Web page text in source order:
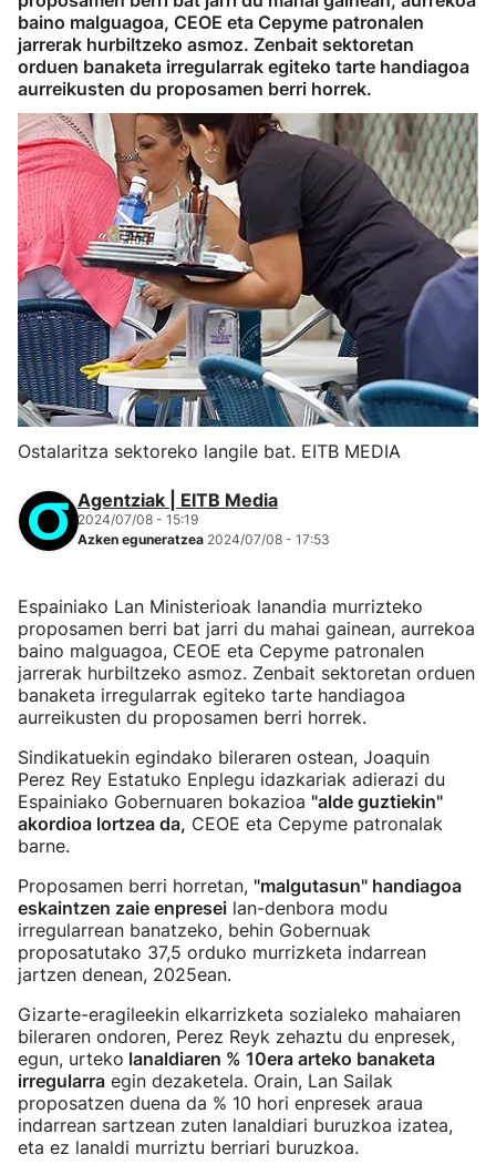
baino malguagoa, CEOE eta Cepyme patronalen
jarrerak hurbiltzeko asmoz. Zenbait sektoretan
orduen banaketa irregularrak egiteko tarte handiagoa
aurreikusten du proposamen berri horrek.
Ostalaritza sektoreko langile bat. EITB MEDIA
Agentziak | EITB Media
2024/07/08 - 15:19
Azken eguneratzea 2024/07/08 - 17:53
Espainiako Lan Ministerioak lanandia murrizteko
proposamen berri bat jarri du mahai gainean, aurrekoa
baino malguagoa, CEOE eta Cepyme patronalen
jarrerak hurbiltzeko asmoz. Zenbait sektoretan orduen
banaketa irregularrak egiteko tarte handiagoa
aurreikusten du proposamen berri horrek.
Sindikatuekin egindako bileraren ostean, Joaquin
Perez Rey Estatuko Enplegu idazkariak adierazi du
Espainiako Gobernuaren bokazioa "alde guztiekin"
akordioa lortzea da, CEOE eta Cepyme patronalak
barne.
Proposamen berri horretan, "malgutasun" handiagoa
eskaintzen zaie enpresei lan-denbora modu
irregularrean banatzeko, behin Gobernuak
proposatutako 37,5 orduko murrizketa indarrean
jartzen denean, 2025ean.
Gizarte-eragileekin elkarrizketa sozialeko mahaiaren
bileraren ondoren, Perez Reyk zehaztu du enpresek,
egun, urteko lanaldiaren % 10era arteko banaketa
irregularra egin dezaketela. Orain, Lan Sailak
proposatzen duena da % 10 hori enpresek araua
indarrean sartzean zuten lanaldiari buruzkoa izatea,
eta ez lanaldi murriztu berriari buruzkoa.